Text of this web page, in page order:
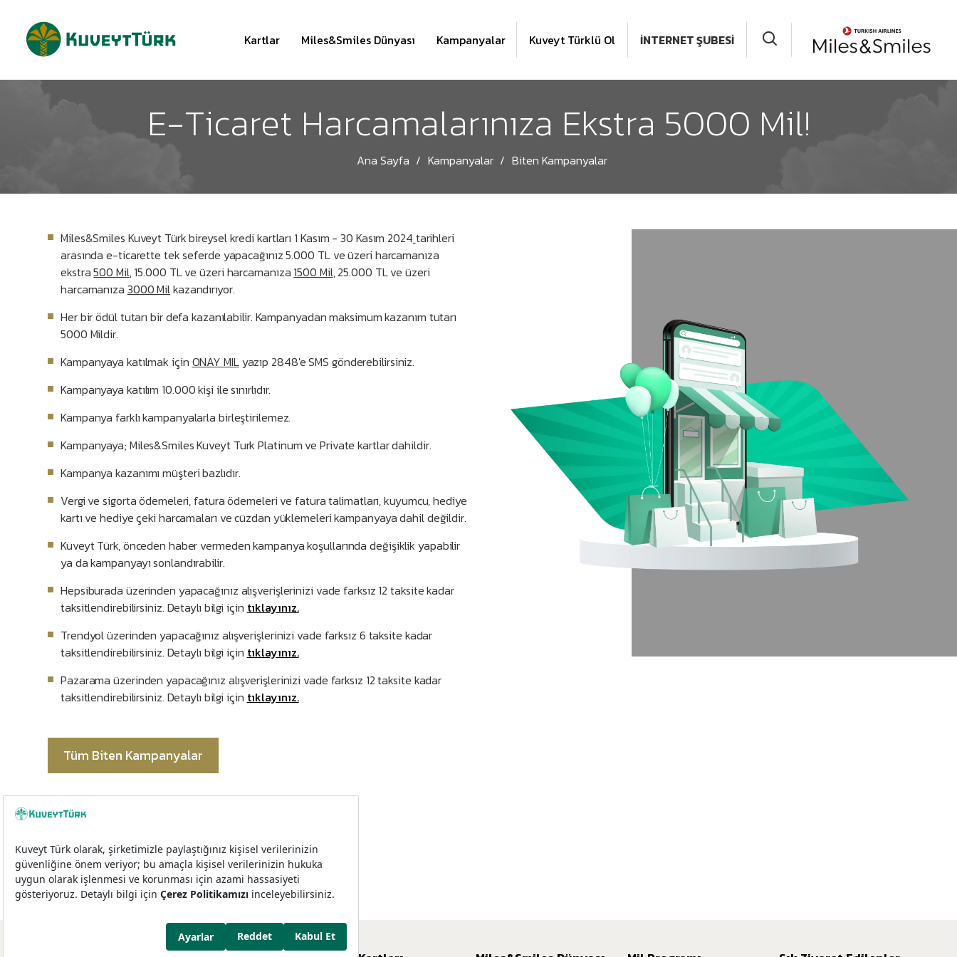
Kartlar Miles&Smiles Dünyası Kampanyalar Kuveyt Türklü Ol İNTERNET ŞUBESİ
E-Ticaret Harcamalarınıza Ekstra 5000 Mil!
Ana Sayfa Kampanyalar Biten Kampanyalar
Miles&Smiles Kuveyt Türk bireysel kredi kartları 1 Kasım - 30 Kasım 2024 tarihleri
arasında e-ticarette tek seferde yapacağınız 5.000 TLve üzeri harcamanıza
ekstra500 Mil,15.000 TLve üzeri harcamanıza 1500 Mil,25.000 TLve üzeri
harcamanıza 3000 Milkazandırıyor.
Her bir ödül tutarı bir defa kazanılabilir. Kampanyadan maksimum kazanım tutarı
5000 Mildir.
Kampanyaya katılmak için ONAY MILyazıp 2848'e SMS gönderebilirsiniz.
Kampanyaya katılım 10.000 kişi ile sınırlıdır.
Kampanya farklı kampanyalarla birleştirilemez.
Kampanyaya; Miles&Smiles Kuveyt Turk Platinum ve Private kartlar dahildir.
Kampanya kazanımı müşteri bazlıdır.
Vergi ve sigorta ödemeleri, fatura ödemeleri ve fatura talimatları, kuyumcu, hediye
kartı ve hediye çeki harcamaları ve cüzdan yüklemeleri kampanyaya dahil değildir.
Kuveyt Türk, önceden haber vermeden kampanya koşullarında değişiklik yapabilir
ya da kampanyayı sonlandırabilir.
Hepsiburada üzerinden yapacağınız alışverişlerinizi vade farksız 12 taksite kadar
taksitlendirebilirsiniz. Detaylı bilgi için tıklayınız.
Trendyol üzerinden yapacağınız alışverişlerinizi vade farksız 6 taksite kadar
taksitlendirebilirsiniz. Detaylı bilgi için tıklayınız.
Pazarama üzerinden yapacağınız alışverişlerinizi vade farksız 12 taksite kadar
taksitlendirebilirsiniz. Detaylı bilgi için tıklayınız.
Tüm Biten Kampanyalar